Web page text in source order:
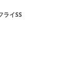
ライSS